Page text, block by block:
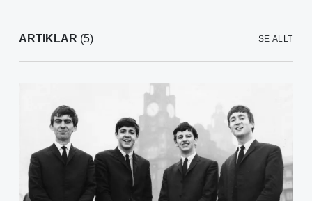
ARTIKLAR (5) SE ALLT